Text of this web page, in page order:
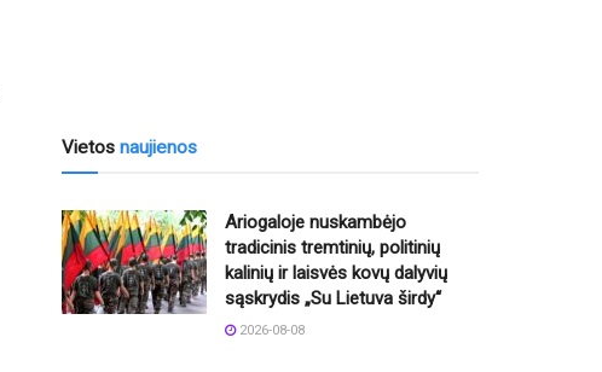
Vietos naujienos
Ariogaloje nuskambėjo
tradicinis tremtinių, politinių
kalinių ir laisvės kovų dalyvių
sąskrydis „Su Lietuva širdy“
2026-08-08